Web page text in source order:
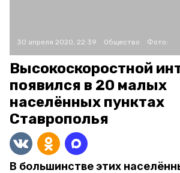
30 апреля 2020, 22:39 Общество Фото:
Высокоскоростной
появился в 20 малых
населённых пунктах
Ставрополья
В большинстве этих